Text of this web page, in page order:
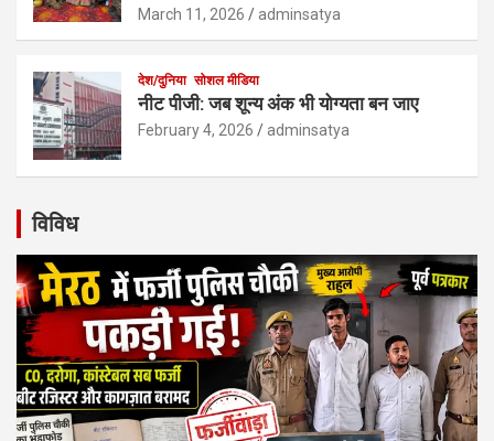
March 11, 2026 adminsatya
देश/दुनिया सोशल मीडिया
नीट पीजी: जब शून्य अंक भी योग्यता बन जाए
February 4, 2026 adminsatya
विविध